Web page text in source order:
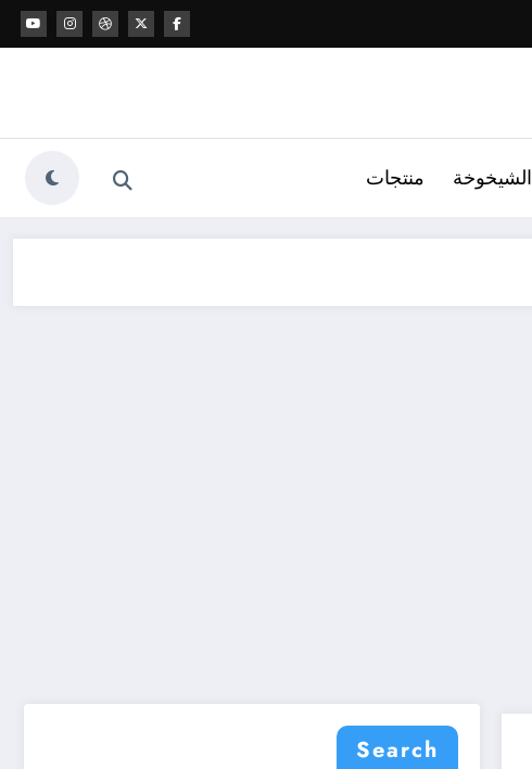
الشيخوخة منتجات
Search